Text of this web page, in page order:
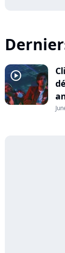
player2